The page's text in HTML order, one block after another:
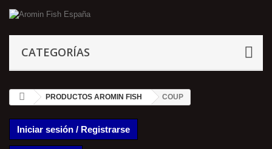
CATEGORÍAS
PRODUCTOS AROMIN FISH COUP
Iniciar sesión / Registrarse